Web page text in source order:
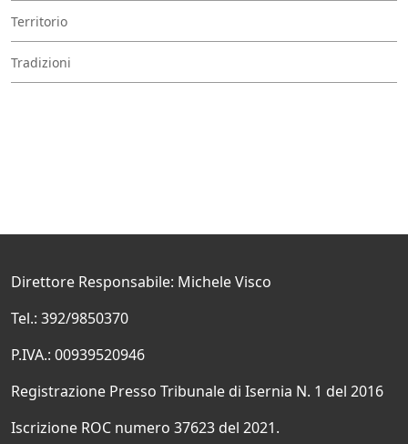
Territorio
Tradizioni
Direttore Responsabile: Michele Visco
Tel.: 392/9850370
P.IVA.: 00939520946
Registrazione Presso Tribunale di Isernia N. 1 del 2016
Iscrizione ROC numero 37623 del 2021.